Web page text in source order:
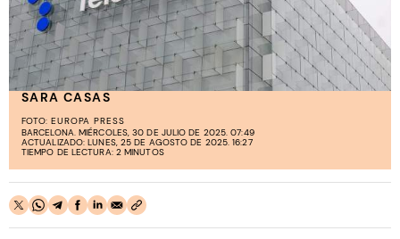
SARA CASAS
FOTO: EUROPA PRESS
BARCELONA. MIÉRCOLES, 30 DE JULIO DE 2025. 07:49
ACTUALIZADO: LUNES, 25 DE AGOSTO DE 2025. 16:27
TIEMPO DE LECTURA: 2 MINUTOS